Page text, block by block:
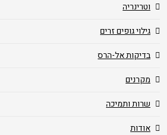
וטרינריה
גילוי גופים זרים
בדיקות אל-הרס
מקרנים
שרות ותמיכה
אודות